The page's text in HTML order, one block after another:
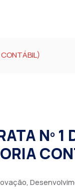
CONTÁBIL)
Nº 1